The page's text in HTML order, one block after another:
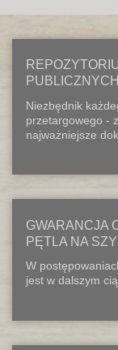
PUBLICZNYCH
Niezbędnik
przetargowego -
najważniejsze
GWARANCJA
PĘTLA NA
W
jest w dalszym